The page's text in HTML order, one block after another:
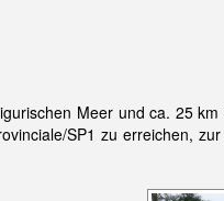
Meer und ca. 25 km
SP1 zu erreichen,